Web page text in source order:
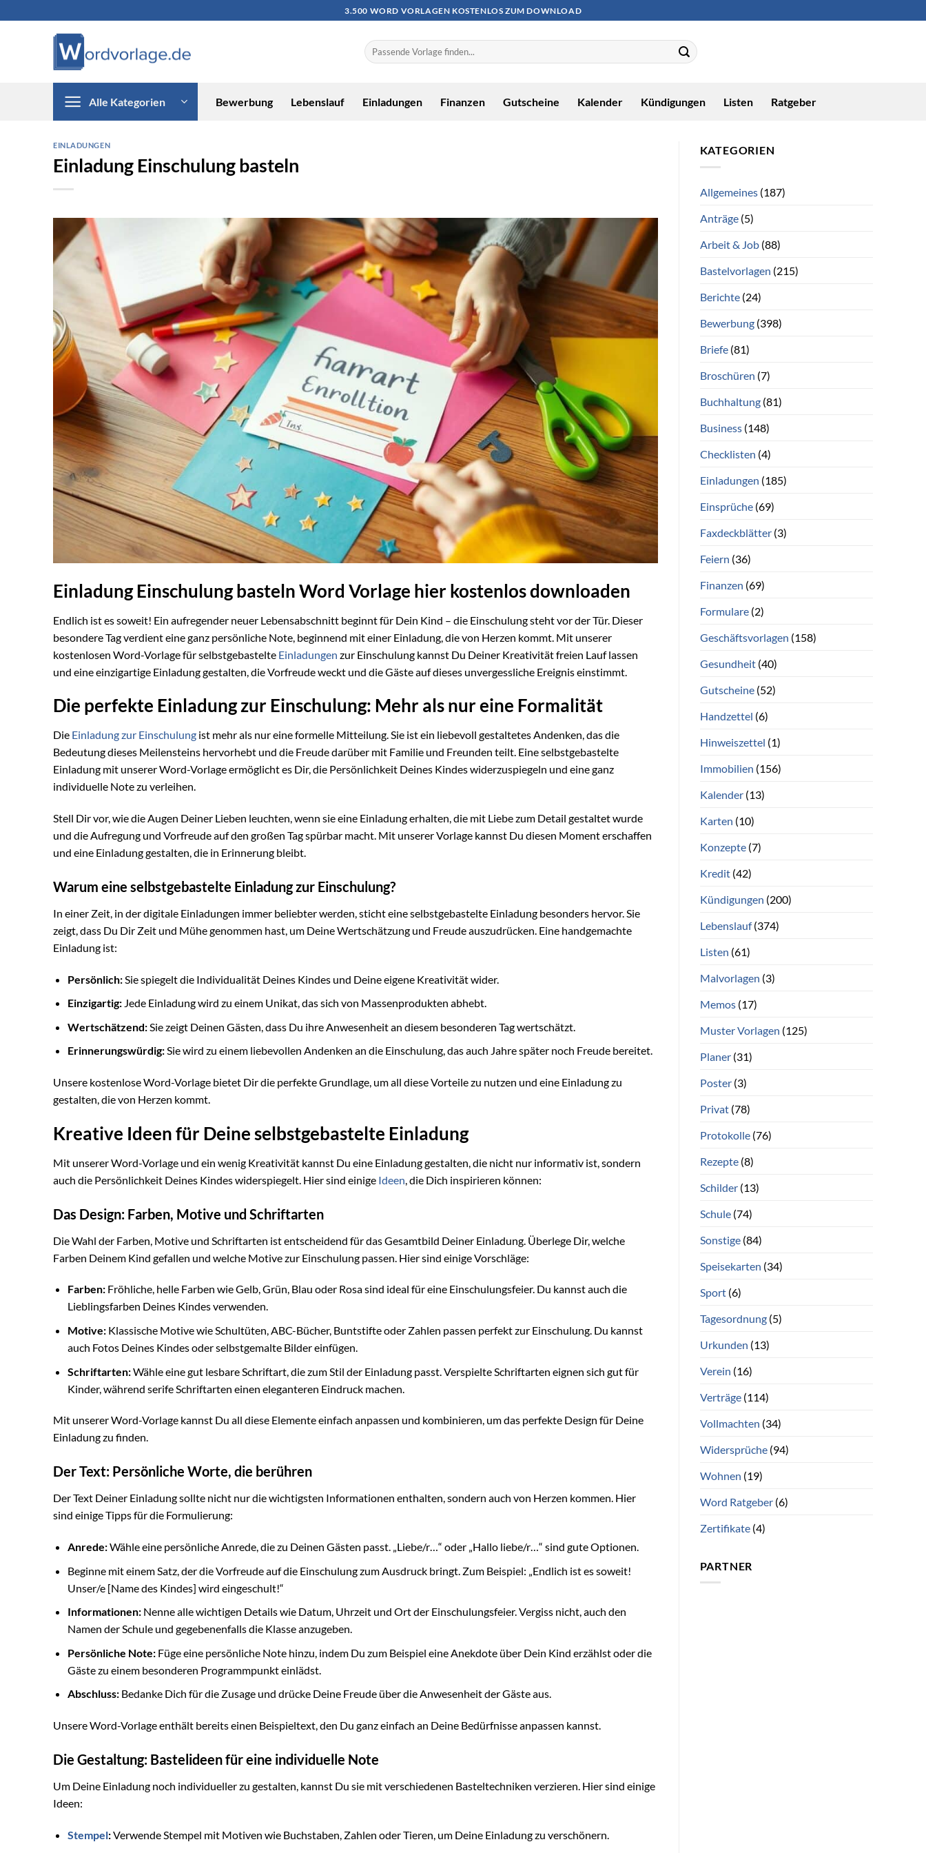
3.500 WORD VORLAGEN KOSTENLOS ZUM DOWNLOAD
Alle Kategorien Bewerbung Lebenslauf Einladungen Finanzen Gutscheine Kalender Kündigungen Listen Ratgeber
EINLADUNGEN
Einladung Einschulung basteln
Einladung Einschulung basteln Word Vorlage hier kostenlos downloaden
Endlich ist es soweit! Ein aufregender neuer Lebensabschnitt beginnt für Dein Kind – die Einschulung steht vor der Tür. Dieser
besondere Tag verdient eine ganz persönliche Note, beginnend mit einer Einladung, die von Herzen kommt. Mit unserer
kostenlosen Word-Vorlage für selbstgebastelte Einladungen zur Einschulung kannst Du Deiner Kreativität freien Lauf lassen
und eine einzigartige Einladung gestalten, die Vorfreude weckt und die Gäste auf dieses unvergessliche Ereignis einstimmt.
Die perfekte Einladung zur Einschulung: Mehr als nur eine Formalität
Die Einladung zur Einschulung ist mehr als nur eine formelle Mitteilung. Sie ist ein liebevoll gestaltetes Andenken, das die
Bedeutung dieses Meilensteins hervorhebt und die Freude darüber mit Familie und Freunden teilt. Eine selbstgebastelte
Einladung mit unserer Word-Vorlage ermöglicht es Dir, die Persönlichkeit Deines Kindes widerzuspiegeln und eine ganz
individuelle Note zu verleihen.
Stell Dir vor, wie die Augen Deiner Lieben leuchten, wenn sie eine Einladung erhalten, die mit Liebe zum Detail gestaltet wurde
und die Aufregung und Vorfreude auf den großen Tag spürbar macht. Mit unserer Vorlage kannst Du diesen Moment erschaffen
und eine Einladung gestalten, die in Erinnerung bleibt.
Warum eine selbstgebastelte Einladung zur Einschulung?
In einer Zeit, in der digitale Einladungen immer beliebter werden, sticht eine selbstgebastelte Einladung besonders hervor. Sie
zeigt, dass Du Dir Zeit und Mühe genommen hast, um Deine Wertschätzung und Freude auszudrücken. Eine handgemachte
Einladung ist:
Persönlich:Sie spiegelt die Individualität Deines Kindes und Deine eigene Kreativität wider.
Einzigartig:Jede Einladung wird zu einem Unikat, das sich von Massenprodukten abhebt.
Wertschätzend:Sie zeigt Deinen Gästen, dass Du ihre Anwesenheit an diesem besonderen Tag wertschätzt.
Erinnerungswürdig:Sie wird zu einem liebevollen Andenken an die Einschulung, das auch Jahre später noch Freude bereitet.
Unsere kostenlose Word-Vorlage bietet Dir die perfekte Grundlage, um all diese Vorteile zu nutzen und eine Einladung zu
gestalten, die von Herzen kommt.
Kreative Ideen für Deine selbstgebastelte Einladung
Mit unserer Word-Vorlage und ein wenig Kreativität kannst Du eine Einladung gestalten, die nicht nur informativ ist, sondern
auch die Persönlichkeit Deines Kindes widerspiegelt. Hier sind einige Ideen, die Dich inspirieren können:
Das Design: Farben, Motive und Schriftarten
Die Wahl der Farben, Motive und Schriftarten ist entscheidend für das Gesamtbild Deiner Einladung. Überlege Dir, welche
Farben Deinem Kind gefallen und welche Motive zur Einschulung passen. Hier sind einige Vorschläge:
Farben:Fröhliche, helle Farben wie Gelb, Grün, Blau oder Rosa sind ideal für eine Einschulungsfeier. Du kannst auch die
Lieblingsfarben Deines Kindes verwenden.
Motive:Klassische Motive wie Schultüten, ABC-Bücher, Buntstifte oder Zahlen passen perfekt zur Einschulung. Du kannst
auch Fotos Deines Kindes oder selbstgemalte Bilder einfügen.
Schriftarten:Wähle eine gut lesbare Schriftart, die zum Stil der Einladung passt. Verspielte Schriftarten eignen sich gut für
Kinder, während serife Schriftarten einen eleganteren Eindruck machen.
Mit unserer Word-Vorlage kannst Du all diese Elemente einfach anpassen und kombinieren, um das perfekte Design für Deine
Einladung zu finden.
Der Text: Persönliche Worte, die berühren
Der Text Deiner Einladung sollte nicht nur die wichtigsten Informationen enthalten, sondern auch von Herzen kommen. Hier
sind einige Tipps für die Formulierung:
Anrede:Wähle eine persönliche Anrede, die zu Deinen Gästen passt. „Liebe/r…“ oder „Hallo liebe/r…“ sind gute Optionen.
Beginne mit einem Satz, der die Vorfreude auf die Einschulung zum Ausdruck bringt. Zum Beispiel: „Endlich ist es soweit!
Unser/e [Name des Kindes] wird eingeschult!“
Informationen:Nenne alle wichtigen Details wie Datum, Uhrzeit und Ort der Einschulungsfeier. Vergiss nicht, auch den
Namen der Schule und gegebenenfalls die Klasse anzugeben.
Persönliche Note:Füge eine persönliche Note hinzu, indem Du zum Beispiel eine Anekdote über Dein Kind erzählst oder die
Gäste zu einem besonderen Programmpunkt einlädst.
Abschluss:Bedanke Dich für die Zusage und drücke Deine Freude über die Anwesenheit der Gäste aus.
Unsere Word-Vorlage enthält bereits einen Beispieltext, den Du ganz einfach an Deine Bedürfnisse anpassen kannst.
Die Gestaltung: Bastelideen für eine individuelle Note
Um Deine Einladung noch individueller zu gestalten, kannst Du sie mit verschiedenen Basteltechniken verzieren. Hier sind einige
Ideen:
Stempel:Verwende Stempel mit Motiven wie Buchstaben, Zahlen oder Tieren, um Deine Einladung zu verschönern.
KATEGORIEN
Allgemeines(187)
Anträge(5)
Arbeit & Job(88)
Bastelvorlagen (215)
Berichte(24)
Bewerbung(398)
Briefe(81)
Broschüren (7)
Buchhaltung(81)
Business(148)
Checklisten (4)
Einladungen (185)
Einsprüche(69)
Faxdeckblätter(3)
Feiern (36)
Finanzen (69)
Formulare(2)
Geschäftsvorlagen (158)
Gesundheit(40)
Gutscheine(52)
Handzettel (6)
Hinweiszettel (1)
Immobilien (156)
Kalender(13)
Karten (10)
Konzepte(7)
Kredit(42)
Kündigungen (200)
Lebenslauf(374)
Listen (61)
Malvorlagen (3)
Memos(17)
Muster Vorlagen (125)
Planer(31)
Poster(3)
Privat(78)
Protokolle(76)
Rezepte(8)
Schilder(13)
Schule(74)
Sonstige(84)
Speisekarten (34)
Sport(6)
Tagesordnung(5)
Urkunden (13)
Verein (16)
Verträge(114)
Vollmachten (34)
Widersprüche(94)
Wohnen (19)
Word Ratgeber(6)
Zertifikate(4)
PARTNER